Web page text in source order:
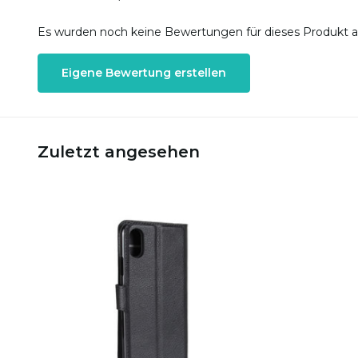
Es wurden noch keine Bewertungen für dieses Produkt
Eigene Bewertung erstellen
Zuletzt angesehen